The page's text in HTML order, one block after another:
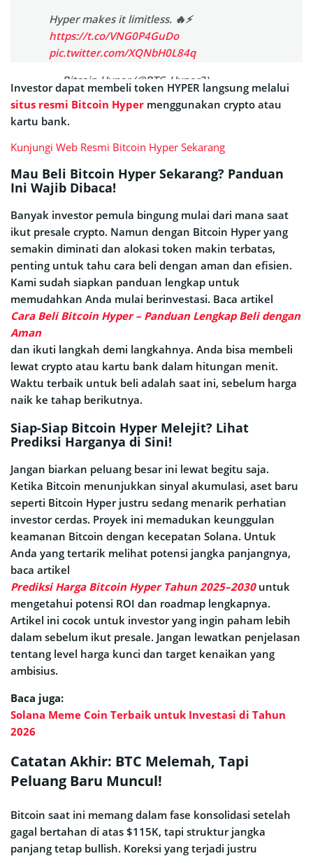
Hyper makes it limitless. 🔥⚡️
https://t.co/VNG0P4GuDo
pic.twitter.com/XQNbH0L84q
— Bitcoin Hyper (@BTC_Hyper2)
September 23, 2025
Investor dapat membeli token HYPER langsung melalui
situs resmi Bitcoin Hyper menggunakan crypto atau
kartu bank.
Kunjungi Web Resmi Bitcoin Hyper Sekarang
Mau Beli Bitcoin Hyper Sekarang? Panduan
Ini Wajib Dibaca!
Banyak investor pemula bingung mulai dari mana saat
ikut presale crypto. Namun dengan Bitcoin Hyper yang
semakin diminati dan alokasi token makin terbatas,
penting untuk tahu cara beli dengan aman dan efisien.
Kami sudah siapkan panduan lengkap untuk
memudahkan Anda mulai berinvestasi. Baca artikel
Cara Beli Bitcoin Hyper – Panduan Lengkap Beli dengan
Aman
dan ikuti langkah demi langkahnya. Anda bisa membeli
lewat crypto atau kartu bank dalam hitungan menit.
Waktu terbaik untuk beli adalah saat ini, sebelum harga
naik ke tahap berikutnya.
Siap-Siap Bitcoin Hyper Melejit? Lihat
Prediksi Harganya di Sini!
Jangan biarkan peluang besar ini lewat begitu saja.
Ketika Bitcoin menunjukkan sinyal akumulasi, aset baru
seperti Bitcoin Hyper justru sedang menarik perhatian
investor cerdas. Proyek ini memadukan keunggulan
keamanan Bitcoin dengan kecepatan Solana. Untuk
Anda yang tertarik melihat potensi jangka panjangnya,
baca artikel
Prediksi Harga Bitcoin Hyper Tahun 2025–2030untuk
mengetahui potensi ROI dan roadmap lengkapnya.
Artikel ini cocok untuk investor yang ingin paham lebih
dalam sebelum ikut presale. Jangan lewatkan penjelasan
tentang level harga kunci dan target kenaikan yang
ambisius.
Baca juga:
Solana Meme Coin Terbaik untuk Investasi di Tahun
2026
Catatan Akhir: BTC Melemah, Tapi
Peluang Baru Muncul!
Bitcoin saat ini memang dalam fase konsolidasi setelah
gagal bertahan di atas $115K, tapi struktur jangka
panjang tetap bullish. Koreksi yang terjadi justru